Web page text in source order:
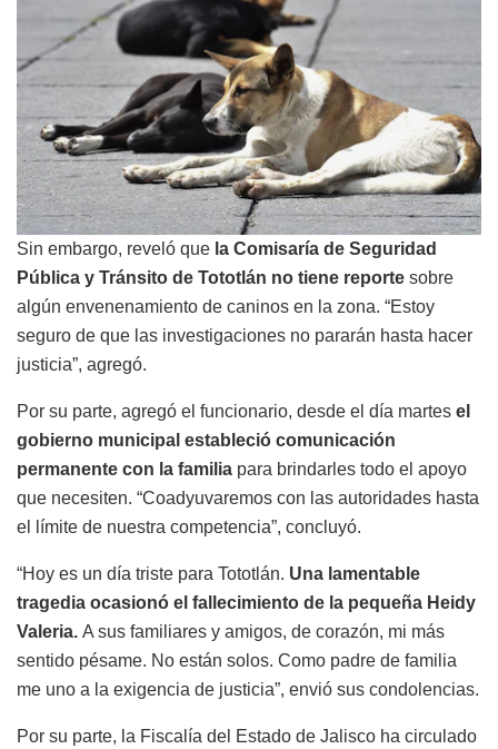
Sin embargo, reveló que la Comisaría de Seguridad
Pública y Tránsito de Tototlán no tiene reporte sobre
algún envenenamiento de caninos en la zona. “Estoy
seguro de que las investigaciones no pararán hasta hacer
justicia”, agregó.
Por su parte, agregó el funcionario, desde el día martes el
gobierno municipal estableció comunicación
permanente con la familia para brindarles todo el apoyo
que necesiten. “Coadyuvaremos con las autoridades hasta
el límite de nuestra competencia”, concluyó.
“Hoy es un día triste para Tototlán. Una lamentable
tragedia ocasionó el fallecimiento de la pequeña Heidy
Valeria. A sus familiares y amigos, de corazón, mi más
sentido pésame. No están solos. Como padre de familia
me uno a la exigencia de justicia”, envió sus condolencias.
Por su parte, la Fiscalía del Estado de Jalisco ha circulado